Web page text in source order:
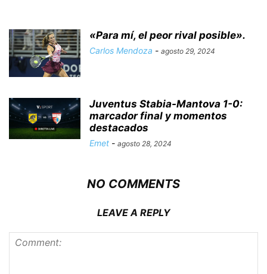
«Para mí, el peor rival posible».
Carlos Mendoza - agosto 29, 2024
Juventus Stabia-Mantova 1-0:
marcador final y momentos
destacados
Emet - agosto 28, 2024
NO COMMENTS
LEAVE A REPLY